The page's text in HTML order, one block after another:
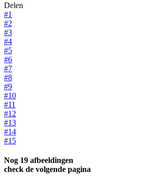
Delen
#1
#2
#3
#4
#5
#6
#7
#8
#9
#10
#11
#12
#13
#14
#15
Nog 19 afbeeldingen
check de volgende pagina